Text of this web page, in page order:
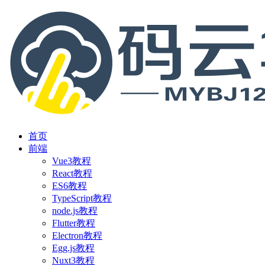
首页
前端
Vue3教程
React教程
ES6教程
TypeScript教程
node.js教程
Flutter教程
Electron教程
Egg.js教程
Nuxt3教程